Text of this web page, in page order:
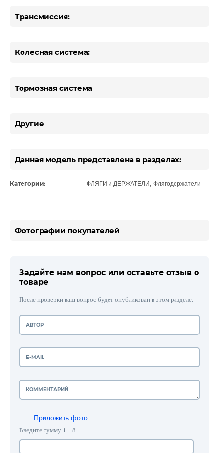
Трансмиссия:
Колесная система:
Тормозная система
Другие
Данная модель представлена в разделах:
Категории: ФЛЯГИ и ДЕРЖАТЕЛИ Флягодержатели
Фотографии покупателей
Задайте нам вопрос или оставьте отзыв о
товаре
После проверки ваш вопрос будет опубликован в этом разделе.
Приложить фото
Введите сумму 1 + 8